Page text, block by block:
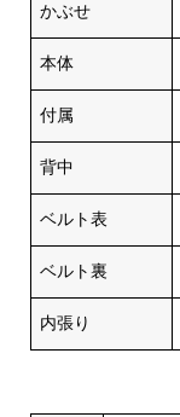
かぶせ
本体
付属
背中
ベルト表
ベルト裏
内張り